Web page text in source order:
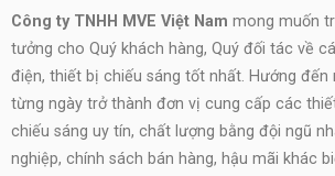
Công ty TNHH MVE Việt Nam mong muốn
tưởng cho Quý khách hàng, Quý đối tác về
điện, thiết bị chiếu sáng tốt nhất. Hướng đến
từng ngày trở thành đơn vị cung cấp các
chiếu sáng uy tín, chất lượng bằng đội ngũ
nghiệp, chính sách bán hàng, hậu mãi khác